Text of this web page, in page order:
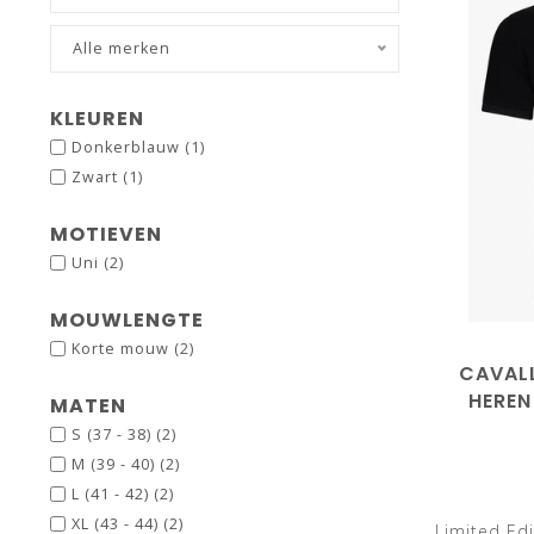
Alle merken
KLEUREN
Donkerblauw (1)
Zwart (1)
MOTIEVEN
Uni (2)
MOUWLENGTE
Korte mouw (2)
MATEN
S (37 - 38) (2)
M (39 - 40) (2)
L (41 - 42) (2)
XL (43 - 44) (2)